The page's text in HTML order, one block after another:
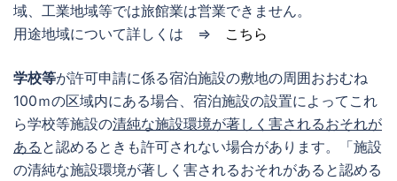
域、工業地域等では旅館業は営業できません。
用途地域について詳しくは ⇒ こちら
学校等が許可申請に係る宿泊施設の敷地の周囲おおむね
100ｍの区域内にある場合、宿泊施設の設置によってこれ
ら学校等施設の清純な施設環境が著しく害されるおそれが
ある と認めるときも許可されない場合があります。「施設
の清純な施設環境が著しく害されるおそれがあると認める